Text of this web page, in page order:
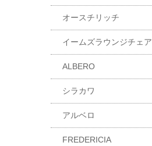
オースチリッチ
イームズラウンジチェア
ALBERO
シラカワ
アルベロ
FREDERICIA